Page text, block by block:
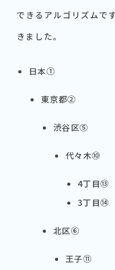
できるアルゴリズムで
きました。
日本①
東京都②
渋谷区⑤
代々木⑩
4丁目⑬
3丁目⑭
北区⑥
王子⑪